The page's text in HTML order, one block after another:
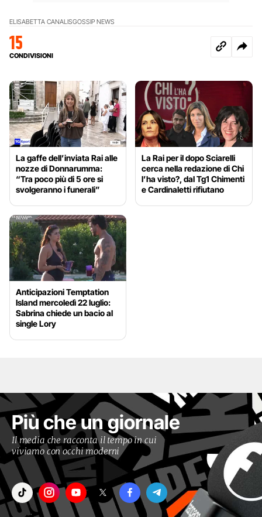
ELISABETTA CANALISGOSSIP NEWS
15
CONDIVISIONI
La gaffe dell’inviata Rai alle
nozze di Donnarumma:
“Tra poco più di 5 ore si
svolgeranno i funerali”
La Rai per il dopo Sciarelli
cerca nella redazione di Chi
l’ha visto?, dal Tg1 Chimenti
e Cardinaletti rifiutano
Anticipazioni Temptation
Island mercoledì 22 luglio:
Sabrina chiede un bacio al
single Lory
Più che un giornale
Il media che racconta il tempo in cui
viviamo con occhi moderni